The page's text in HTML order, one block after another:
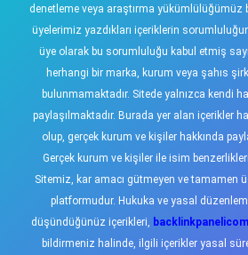
denetleme veya araştırma yükümlülüğümüz
üyelerimiz yazdıkları içeriklerin
üye olarak bu sorumluluğu kabul etmiş
herhangi bir marka, kurum veya şahıs
bulunmamaktadır. Sitede yalnızca kendi
paylaşılmaktadır. Burada yer alan içerikler
olup, gerçek kurum ve kişiler hakkında
Gerçek kurum ve kişiler ile isim
Sitemiz, kar amacı gütmeyen ve tamamen
platformudur. Hukuka ve yasal
düşündüğünüz içerikleri,
bildirmeniz halinde, ilgili içerikler yasal